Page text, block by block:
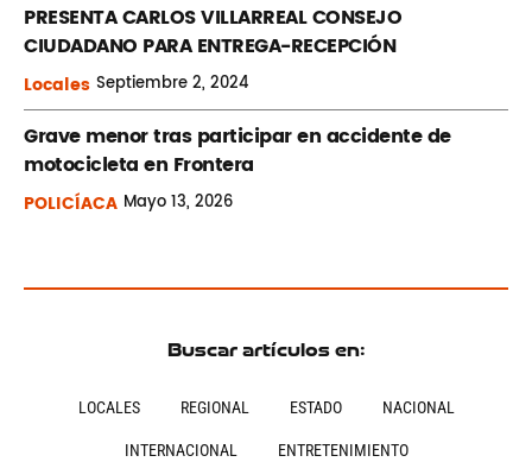
PRESENTA CARLOS VILLARREAL CONSEJO
CIUDADANO PARA ENTREGA-RECEPCIÓN
Locales Septiembre2, 2024
Grave menor tras participar en accidente de
motocicleta en Frontera
POLICÍACA Mayo13, 2026
Buscar artículos en:
LOCALES REGIONAL ESTADO NACIONAL
INTERNACIONAL ENTRETENIMIENTO